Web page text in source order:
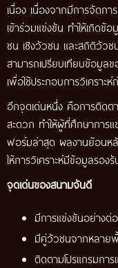
เนื่อง เนื่องจากมีการจัดก
เข้าร่วมแข่งขัน ทำให้เกิดข้
ชน เชิงวัวชน และสถิติวัว
สามารถเปรียบเทียบข้อมูล
เพื่อใช้ประกอบการวิเคราะ
อีกจุดเด่นหนึ่ง คือการติดต
สะดวก ทำให้ผู้ที่ศึกษาการแ
ฟอร์มล่าสุด ผลงานย้อนห
ให้การวิเคราะห์มีข้อมูลรอง
จุดเด่นของสนามจันดี
มีการแข่งขันอย่างต่
มีคู่วัวชนจากหลาย
ติดตามโปรแกรมการ